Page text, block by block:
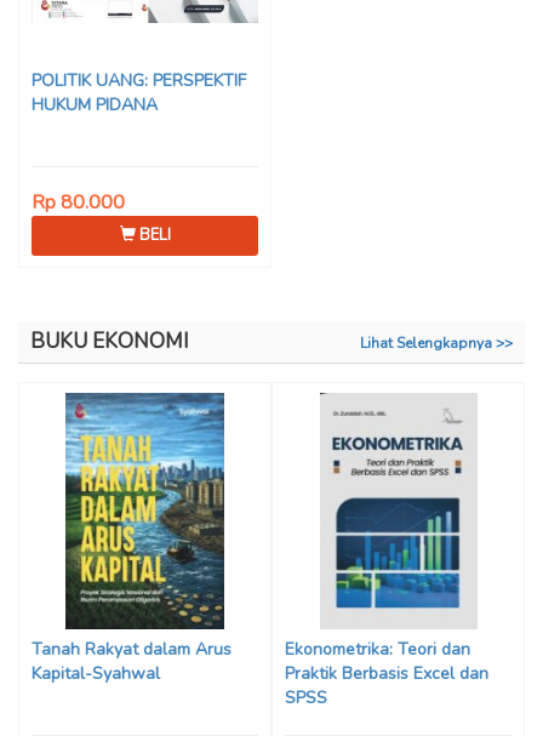
POLITIK UANG: PERSPEKTIF
HUKUM PIDANA
Rp 80.000
BELI
BUKU EKONOMI Lihat Selengkapnya >>
Tanah Rakyat dalam Arus
Kapital-Syahwal
Ekonometrika: Teori dan
Praktik Berbasis Excel dan
SPSS